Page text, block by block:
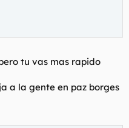
tu vas mas rapido
a la gente en paz borges